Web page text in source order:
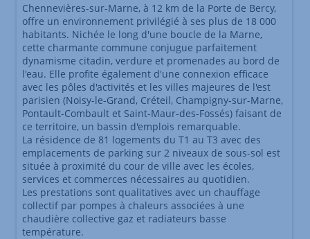
Chennevières-sur-Marne, à 12 km de la Porte de Bercy,
offre un environnement privilégié à ses plus de 18 000
habitants. Nichée le long d'une boucle de la Marne,
cette charmante commune conjugue parfaitement
dynamisme citadin, verdure et promenades au bord de
l'eau. Elle profite également d'une connexion efficace
avec les pôles d'activités et les villes majeures de l'est
parisien (Noisy-le-Grand, Créteil, Champigny-sur-Marne,
Pontault-Combault et Saint-Maur-des-Fossés) faisant de
ce territoire, un bassin d'emplois remarquable.
La résidence de 81 logements du T1 au T3 avec des
emplacements de parking sur 2 niveaux de sous-sol est
située à proximité du cour de ville avec les écoles,
services et commerces nécessaires au quotidien.
Les prestations sont qualitatives avec un chauffage
collectif par pompes à chaleurs associées à une
chaudière collective gaz et radiateurs basse
température.